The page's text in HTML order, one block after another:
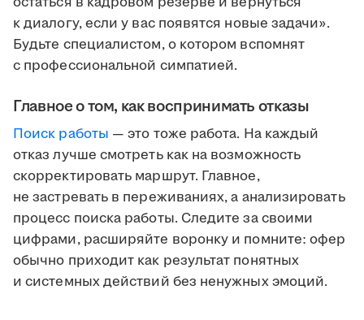
к диалогу, если у вас появятся новые задачи».
Будьте специалистом, о котором вспомнят
с профессиональной симпатией.
Главное о том, как воспринимать отказы
Поиск работы — это тоже работа. На каждый
отказ лучше смотреть как на возможность
скорректировать маршрут. Главное,
не застревать в переживаниях, а анализировать
процесс поиска работы. Следите за своими
цифрами, расширяйте воронку и помните: офер
обычно приходит как результат понятных
и системных действий без ненужных эмоций.